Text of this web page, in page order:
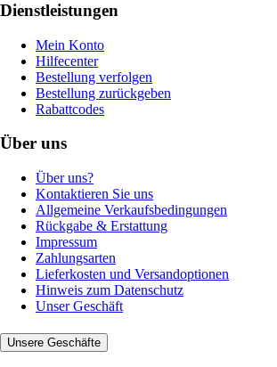
Dienstleistungen
Mein Konto
Hilfecenter
Bestellung verfolgen
Bestellung zurückgeben
Rabattcodes
Über uns
Über uns?
Kontaktieren Sie uns
Allgemeine Verkaufsbedingungen
Rückgabe & Erstattung
Impressum
Zahlungsarten
Lieferkosten und Versandoptionen
Hinweis zum Datenschutz
Unser Geschäft
Unsere Geschäfte